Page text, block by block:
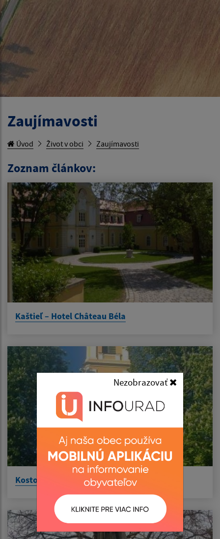
Nezobrazovať
Zaujímavosti
Úvod Život v obci Zaujímavosti
Zoznam článkov:
Kaštieľ – Hotel Château Béla
Kostol